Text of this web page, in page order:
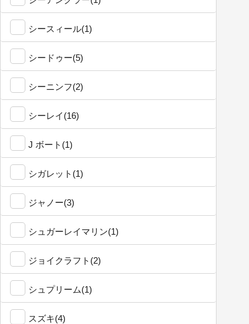
シースィール(1)
シードゥー(5)
シーニンフ(2)
シーレイ(16)
J ボート(1)
シガレット(1)
ジャノー(3)
シュガーレイマリン(1)
ジョイクラフト(2)
シュプリーム(1)
スズキ(4)